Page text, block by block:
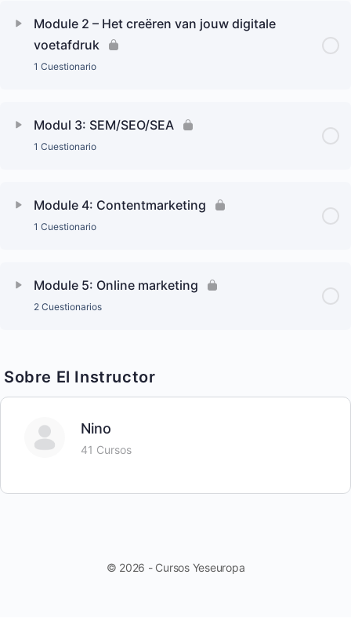
Module 2 – Het creëren van jouw digitale
voetafdruk
1 Cuestionario
Modul 3: SEM/SEO/SEA
1 Cuestionario
Module 4: Contentmarketing
1 Cuestionario
Module 5: Online marketing
2 Cuestionarios
Sobre El Instructor
Nino
41 Cursos
© 2026 - Cursos Yeseuropa